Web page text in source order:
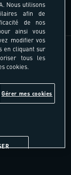
Nous utilisons
afin de
de nos
ainsi vous
modifier vos
en cliquant sur
tous les
cookies.
Gérer mes cookies